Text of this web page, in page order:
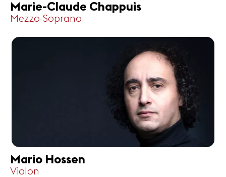
Marie-Claude Chappuis
Mezzo-Soprano
Mario Hossen
Violon